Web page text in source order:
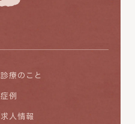
診療のこと
症例
求人情報